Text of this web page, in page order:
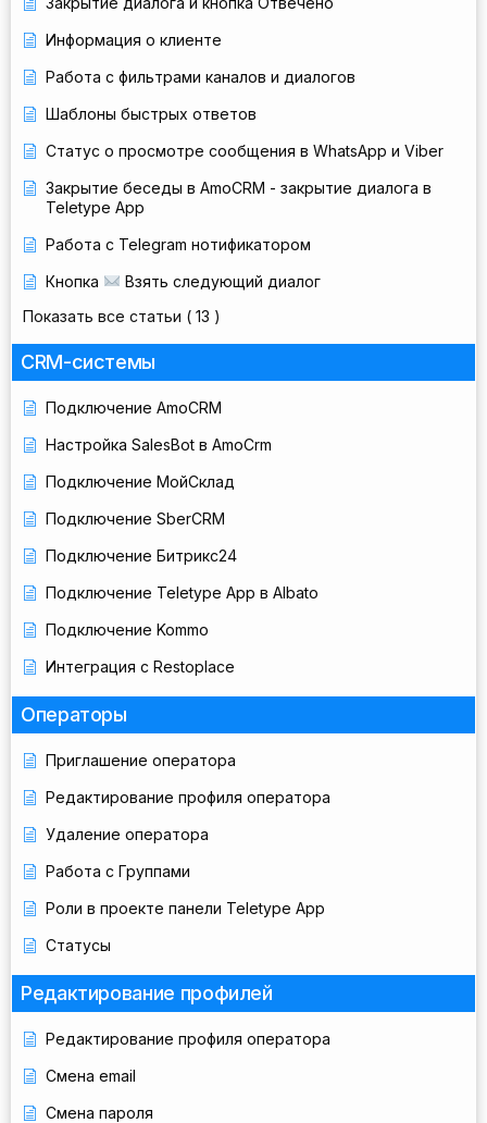
Информация о клиенте
Работа с фильтрами каналов и диалогов
Шаблоны быстрых ответов
Статус о просмотре сообщения в WhatsApp и Viber
Закрытие беседы в AmoCRM - закрытие диалога в
Teletype App
Работа с Telegram нотификатором
Кнопка
Взять следующий диалог
Показать все статьи ( 13 )
CRM-системы
Подключение AmoCRM
Настройка SalesBot в AmoCrm
Подключение МойСклад
Подключение SberCRM
Подключение Битрикс24
Подключение Teletype App в Albato
Подключение Kommo
Интеграция с Restoplace
Операторы
Приглашение оператора
Редактирование профиля оператора
Удаление оператора
Работа с Группами
Роли в проекте панели Teletype App
Статусы
Редактирование профилей
Редактирование профиля оператора
Смена email
Смена пароля